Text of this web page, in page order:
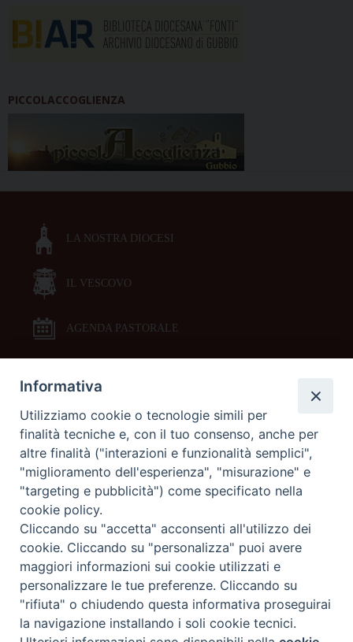
PICCOLACCOGLIENZA
LA NOSTRA DIOCESI
IL VESCOVO
AGENDA PASTORALE
DOCUMENTI PASTORALI
ORARI MESSE
LITURGIA DELLE ORE
GALLERIE FOTOGRAFICHE
GALLERIE VIDEO
Informativa
Utilizziamo cookie o tecnologie simili per
finalità tecniche e, con il tuo consenso, anche per
altre finalità ("interazioni e funzionalità semplici",
"miglioramento dell'esperienza", "misurazione" e
"targeting e pubblicità") come specificato nella
cookie policy.
Cliccando su "accetta" acconsenti all'utilizzo dei
cookie. Cliccando su "personalizza" puoi avere
maggiori informazioni sui cookie utilizzati e
personalizzare le tue preferenze. Cliccando su
"rifiuta" o chiudendo questa informativa proseguirai
la navigazione installando i soli cookie tecnici.